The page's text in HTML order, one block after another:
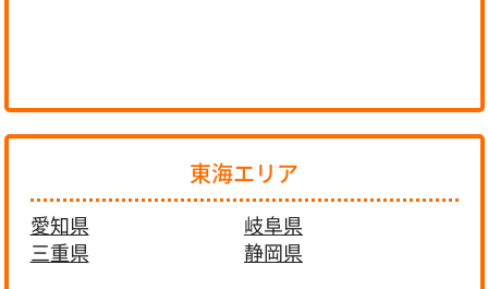
東海エリア
愛知県
岐阜県
三重県
静岡県